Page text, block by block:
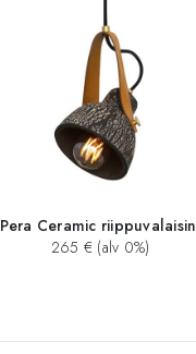
Pera Ceramic riippuvalaisin
265 € (alv 0%)